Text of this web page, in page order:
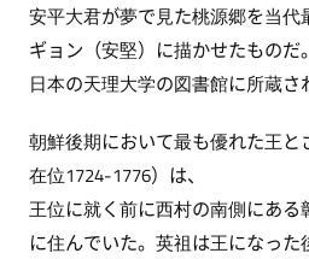
安平大君が夢で見た桃源郷を当代
ギョン（安堅）に描かせたものだ
日本の天理大学の図書館に所蔵さ
朝鮮後期において最も優れた王と
在位1724-1776）は、
王位に就く前に西村の南側にある
に住んでいた。英祖は王になった